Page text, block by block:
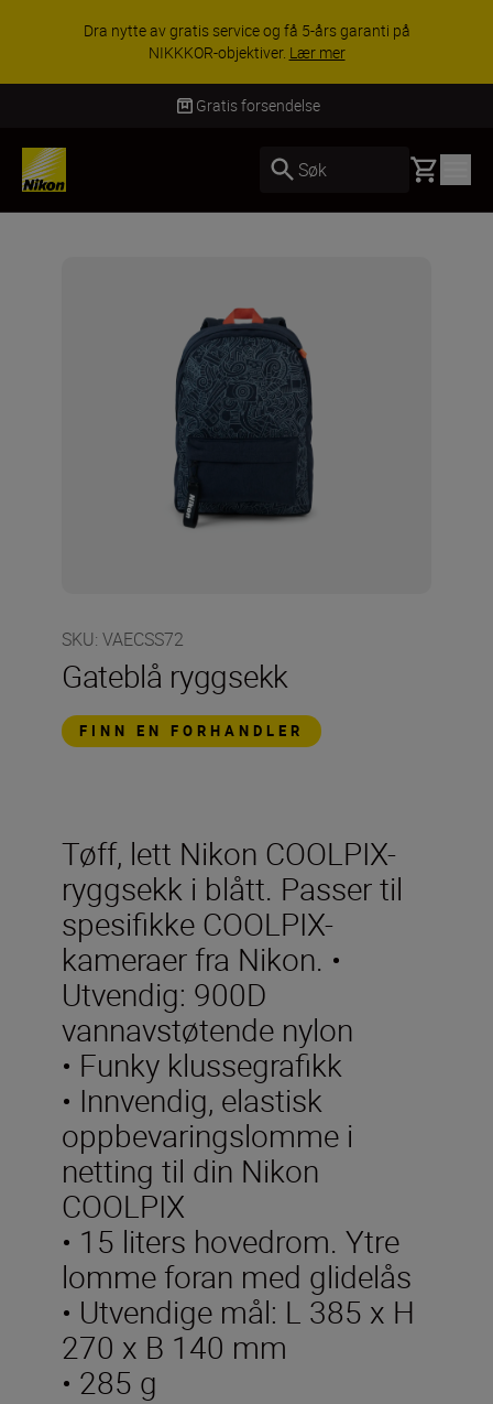
Dra nytte av gratis service og få 5-års garanti på
NIKKKOR-objektiver. Lær mer
Gratis forsendelse
Søk Basket
SKU: VAECSS72
Gateblå ryggsekk
FINN EN FORHANDLER
Tøff, lett Nikon COOLPIX-
ryggsekk i blått. Passer til
spesifikke COOLPIX-
kameraer fra Nikon. •
Utvendig: 900D
vannavstøtende nylon
• Funky klussegrafikk
• Innvendig, elastisk
oppbevaringslomme i
netting til din Nikon
COOLPIX
• 15 liters hovedrom. Ytre
lomme foran med glidelås
• Utvendige mål: L 385 x H
270 x B 140 mm
• 285 g